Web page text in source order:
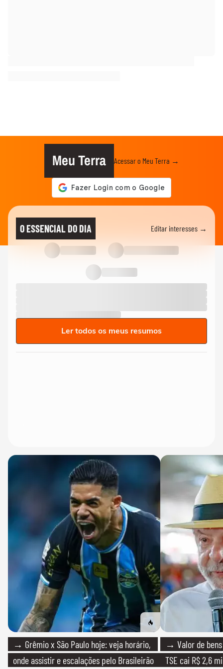
Meu Terra Acessar o Meu Terra →
O ESSENCIAL DO DIA Editar interesses →
Ler todos os meus resumos
→ Grêmio x São Paulo hoje: veja horário,
onde assistir e escalações pelo Brasileirão
→ Valor de
TSE cai R$ 2,6